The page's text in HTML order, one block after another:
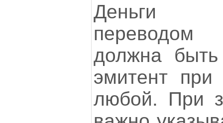
Деньги
должна быть
эмитент
любой. При